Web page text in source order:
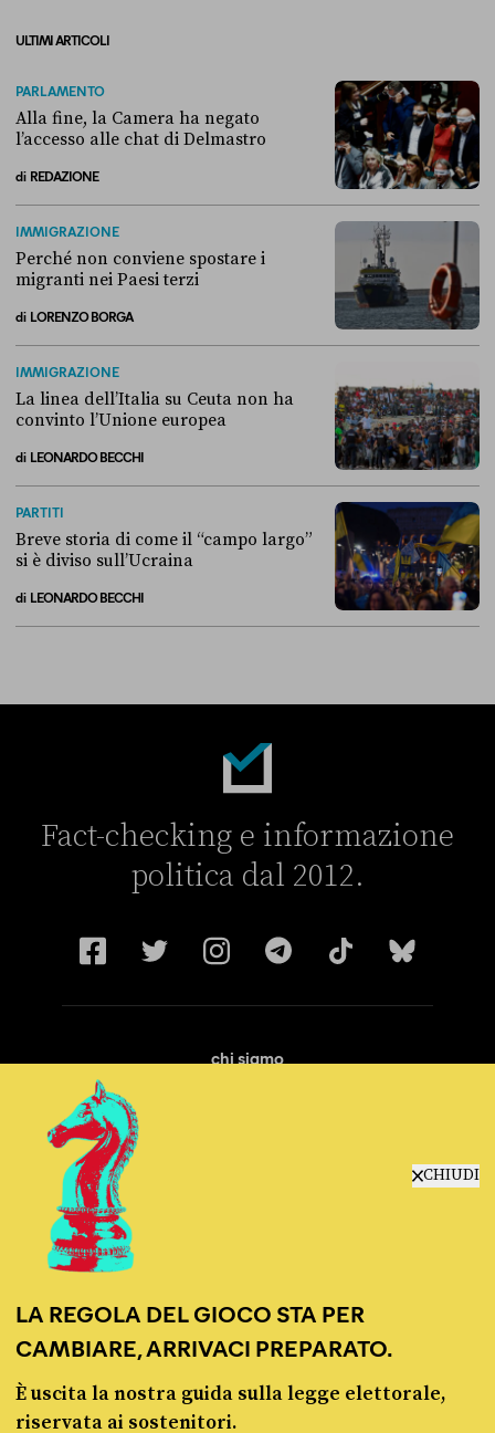
CHIUDI
LA REGOLA DEL GIOCO STA PER
CAMBIARE, ARRIVACI PREPARATO.
È uscita la nostra guida sulla legge elettorale,
riservata ai sostenitori.
ULTIMI ARTICOLI
PARLAMENTO
Alla fine, la Camera ha negato
l’accesso alle chat di Delmastro
di REDAZIONE
IMMIGRAZIONE
Perché non conviene spostare i
migranti nei Paesi terzi
di LORENZO BORGA
IMMIGRAZIONE
La linea dell’Italia su Ceuta non ha
convinto l’Unione europea
di LEONARDO BECCHI
PARTITI
Breve storia di come il “campo largo”
si è diviso sull’Ucraina
di LEONARDO BECCHI
Fact-checking e informazione
politica dal 2012.
chi siamo
© Pagella Politica 2012 - 2026